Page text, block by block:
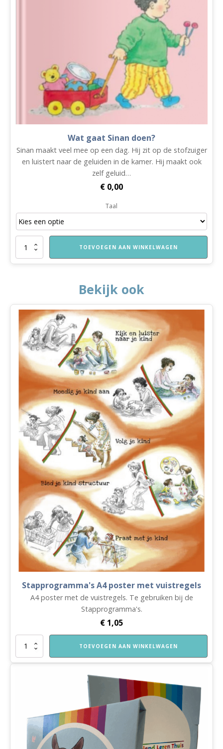
Bekijk ook
Stapprogramma's A4 poster met vuistregels
A4 poster met de vuistregels. Te gebruiken bij de
Stapprogramma's.
€ 1,05
Stapprogramma's
poster
TOEVOEGEN AAN WINKELWAGEN
Wat gaat Sinan doen?
Sinan maakt veel mee op een dag. Hij zit op de stofzuiger
en luistert naar de geluiden in de kamer. Hij maakt ook
zelf geluid…
€ 0,00
Taal
Wat
Sinan
TOEVOEGEN AAN WINKELWAGEN